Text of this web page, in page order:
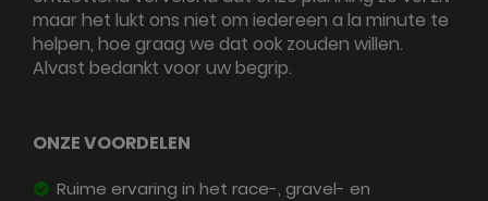
maar het lukt ons niet om iedereen a la minute te
helpen, hoe graag we dat ook zouden willen.
Alvast bedankt voor uw begrip.
ONZE VOORDELEN
Ruime ervaring in het race-, gravel- en